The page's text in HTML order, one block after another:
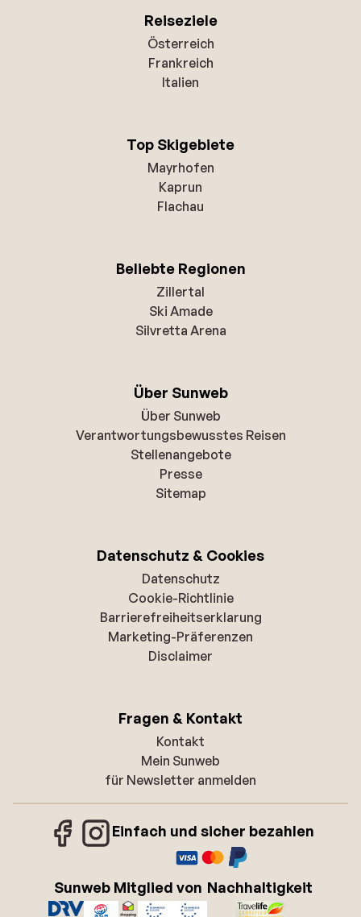
Reiseziele
Österreich
Frankreich
Italien
Top Skigebiete
Mayrhofen
Kaprun
Flachau
Beliebte Regionen
Zillertal
Ski Amade
Silvretta Arena
Über Sunweb
Über Sunweb
Verantwortungsbewusstes Reisen
Stellenangebote
Presse
Sitemap
Datenschutz & Cookies
Datenschutz
Cookie-Richtlinie
Barrierefreiheitserklarung
Marketing-Präferenzen
Disclaimer
Fragen & Kontakt
Kontakt
Mein Sunweb
für Newsletter anmelden
Einfach und sicher bezahlen
Sunweb Mitglied von Nachhaltigkeit